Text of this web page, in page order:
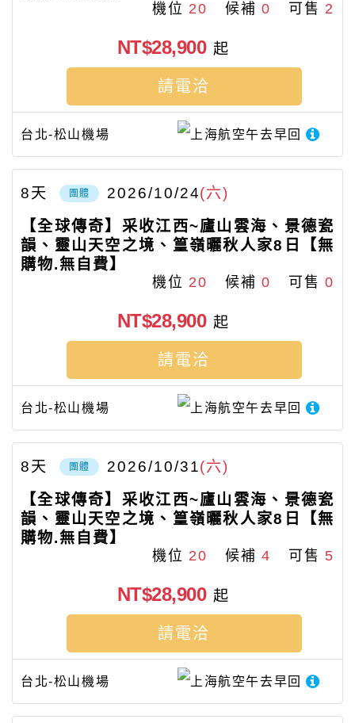
機位 20 候補0 可售 2
台北-松山機場 上海航空午去早回
NT$28,900 起
請電洽
團體 2026/10/24(六)
8天
【全球傳奇】采收江西~廬山雲海、景德瓷
韻、靈山天空之境、篁嶺曬秋人家8日【無
購物.無自費】
機位 20 候補0 可售0
台北-松山機場 上海航空午去早回
NT$28,900 起
請電洽
團體 2026/10/31(六)
8天
【全球傳奇】采收江西~廬山雲海、景德瓷
韻、靈山天空之境、篁嶺曬秋人家8日【無
購物.無自費】
機位 20 候補4 可售 5
台北-松山機場 上海航空午去早回
NT$28,900 起
請電洽